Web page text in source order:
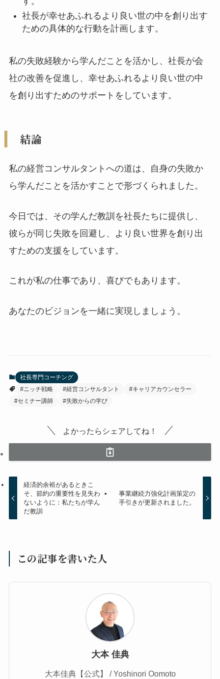
社長が幸せあふれるより良い世の中を創り出す
ための具体的な行動を計画します。
私の失敗経験から学んだことを活かし、社長が会
社の改善を促進し、幸せあふれるより良い世の中
を創り出すためのサポートをしています。
結論
私の経営コンサルタントへの道は、自身の失敗か
ら学んだことを活かすことで形づくられました。
今日では、その学んだ教訓を社長たちに提供し、
彼らが同じ失敗を回避し、より良い世界を創り出
すための支援をしています。
これが私の仕事であり、喜びでもあります。
あなたのビジョンを一緒に実現しましょう。
社長専門コーチング
#ニッチ戦略
#経営コンサルタント
#キャリアカウンセラー
#セミナー講師
#失敗からの学び
よかったらシェアしてね！
経済的余裕があるときこ
そ、節約の重要性を見失わ
ないように：私たちが学ん
だ教訓
事業継続力強化計画策定の
手引きが更新されました。
この記事を書いた人
大本 佳典
大本佳典【公式】 / Yoshinori Oomoto